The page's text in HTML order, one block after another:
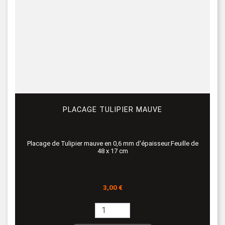
PLACAGE TULIPIER MAUVE
Placage de Tulipier mauve en 0,6 mm d'épaisseur.Feuille de
48 x 17 cm
Prix
3,00 €